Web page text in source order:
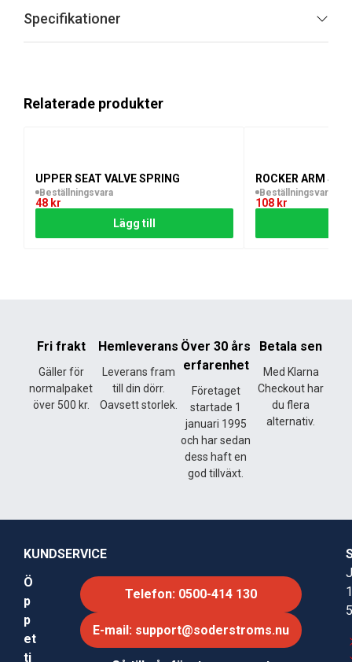
Specifikationer
Relaterade produkter
UPPER SEAT VALVE SPRING
Beställningsvara
48 kr
Lägg till
ROCKER ARM
Beställningsvara
108 kr
Fri frakt
Gäller för
normalpaket
över 500 kr.
Hemleverans
Leverans fram
till din dörr.
Oavsett storlek.
Över 30 års
erfarenhet
Företaget
startade 1
januari 1995
och har sedan
dess haft en
god tillväxt.
Betala sen
Med Klarna
Checkout har
du flera
alternativ.
KUNDSERVICE
Ö
p
p
et
ti
Telefon: 0500-414 130
E-mail: support@soderstroms.nu